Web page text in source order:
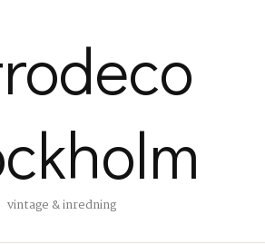
vintage & inredning